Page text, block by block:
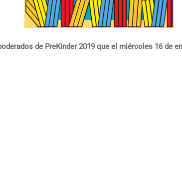
de PreKinder 2019 que el miércoles 16 de